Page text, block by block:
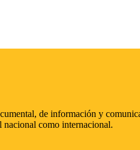
de información y
nacional como internacional.